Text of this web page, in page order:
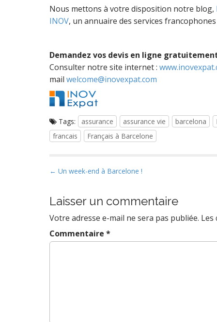
Nous mettons à votre disposition notre blog,
INOV, un annuaire des services
Demandez vos devis en ligne
Consulter notre site internet :
mail welcome@inovexpat.com
Tags: assurance assurance vie barcelona
francais
Français à Barcelone
P
s
t
n
a
v
← Un week-end à Barcelone !
Laisser un commentaire
Votre adresse e-mail ne sera pas publiée. Les
Commentaire *